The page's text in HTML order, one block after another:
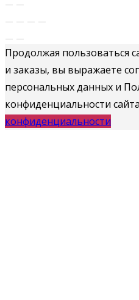
Продолжая пользоваться
и заказы, вы выражаете
персональных данных и
конфиденциальности
конфиденциальности